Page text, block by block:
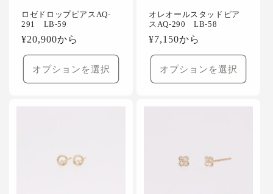
ロゼドロップピアスAQ-
291 LB-59
通
常
格
¥20,900から
オプションを選択
オレオールスタッドピア
スAQ-290 LB-58
通
常
格
¥7,150から
オプションを選択